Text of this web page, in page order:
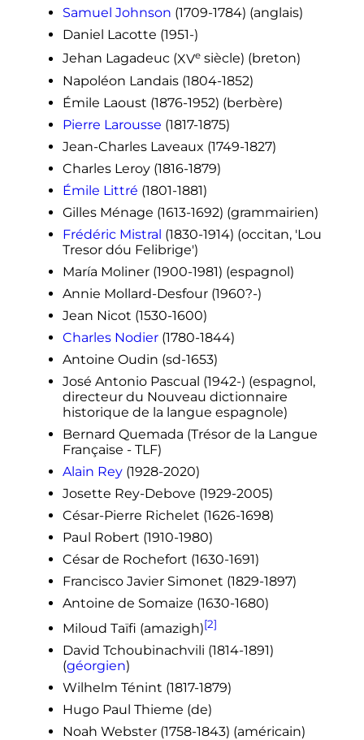
Samuel Johnson (1709-1784) (anglais)
Daniel Lacotte (1951-)
Jehan Lagadeuc (XVe siècle) (breton)
Napoléon Landais (1804-1852)
Émile Laoust (1876-1952) (berbère)
Pierre Larousse (1817-1875)
Jean-Charles Laveaux (1749-1827)
Charles Leroy (1816-1879)
Émile Littré (1801-1881)
Gilles Ménage (1613-1692) (grammairien)
Frédéric Mistral (1830-1914) (occitan, 'Lou
Tresor dóu Felibrige')
María Moliner (1900-1981) (espagnol)
Annie Mollard-Desfour (1960?-)
Jean Nicot (1530-1600)
Charles Nodier(1780-1844)
Antoine Oudin (sd-1653)
José Antonio Pascual (1942-) (espagnol,
directeur du Nouveau dictionnaire
historique de la langue espagnole)
Bernard Quemada (Trésor de la Langue
Française - TLF)
Alain Rey(1928-2020)
Josette Rey-Debove (1929-2005)
César-Pierre Richelet (1626-1698)
Paul Robert (1910-1980)
César de Rochefort (1630-1691)
Francisco Javier Simonet (1829-1897)
Antoine de Somaize (1630-1680)
Miloud Taïfi (amazigh)[2]
David Tchoubinachvili (1814-1891)
(géorgien)
Wilhelm Ténint (1817-1879)
Hugo Paul Thieme (de)
Noah Webster (1758-1843) (américain)